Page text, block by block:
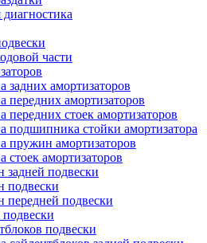
части
задних амортизаторов
передних амортизаторов
передних стоек амортизаторов
подшипника стойки амортизатора
пружин амортизаторов
стоек амортизаторов
задней подвески
подвески
передней подвески
подвески